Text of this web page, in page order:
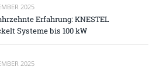
2025
Erfahrung: KNESTEL
Systeme bis 100 kW
2025